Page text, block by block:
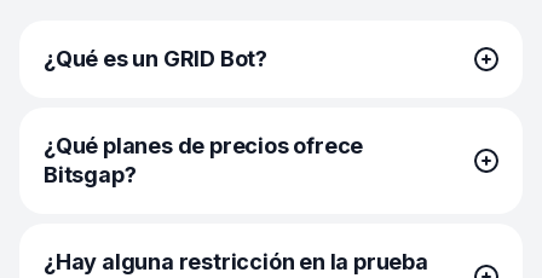
¿Qué es un GRID Bot?
Los bots GRID representan una clase distinta
de estrategias de trading automatizado diseñadas para
operar dentro de un rango de precios establecido,
es capitalizar las fluctuaciones del mercado, lo que los
¿Qué planes de precios ofrece
Bitsgap?
Bitsgap ofrece planes de precios escalonados para
adaptarse a las necesidades y actividad de los bots:
¿Hay alguna restricción en la prueba